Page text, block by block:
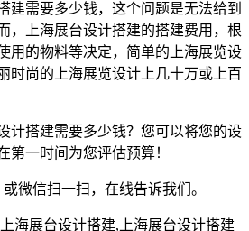
建需要多少钱，这个问题是无法给到
，上海展台设计搭建的搭建费用，根
用的物料等决定，简单的上海展览设
时尚的上海展览设计上几十万或上百
计搭建需要多少钱？您可以将您的设
第一时间为您评估预算！
微信扫一扫，在线告诉我们。
上海展台设计搭建,上海展台设计搭建